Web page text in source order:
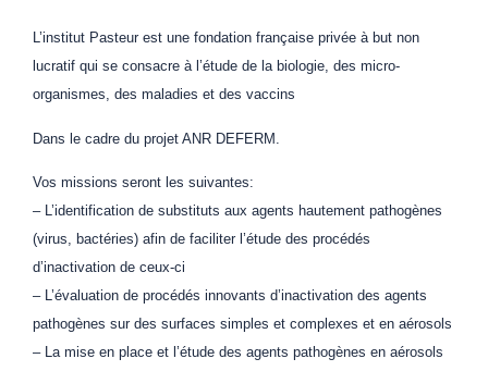
L’institut Pasteur est une fondation française privée à but non
lucratif qui se consacre à l’étude de la biologie, des micro-
organismes, des maladies et des vaccins
Dans le cadre du projet ANR DEFERM.
Vos missions seront les suivantes:
– L’identification de substituts aux agents hautement pathogènes
(virus, bactéries) afin de faciliter l’étude des procédés
d’inactivation de ceux-ci
– L’évaluation de procédés innovants d’inactivation des agents
pathogènes sur des surfaces simples et complexes et en aérosols
– La mise en place et l’étude des agents pathogènes en aérosols